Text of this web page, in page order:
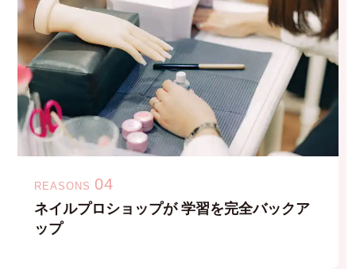
REASONS 04
ネイルプロショップが学習を完全バックア
ップ